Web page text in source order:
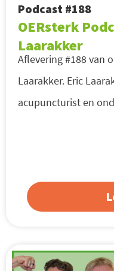
Podcast #188
OERsterk
Laarakker
Aflevering #188 van
Laarakker. Eric
acupuncturist en